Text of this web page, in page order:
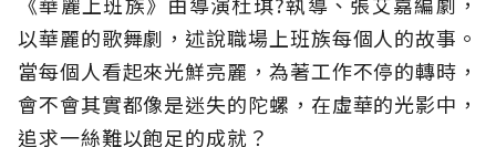
以華麗的歌舞劇，述說職場上班族每個人的故事。
當每個人看起來光鮮亮麗，為著工作不停的轉時，
會不會其實都像是迷失的陀螺，在虛華的光影中，
追求一絲難以飽足的成就？